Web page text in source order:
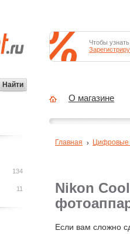
Nikon
Если вам сложно
Главная Цифровые
134
11
Найти
Чтобы
О магазине